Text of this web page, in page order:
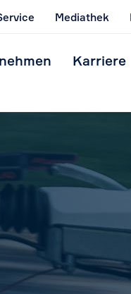
Mediathek
Karriere